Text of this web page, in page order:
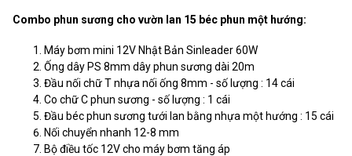
Combo phun sương cho vườn lan 15 béc phun một hướng:
Máy bơm mini 12V Nhật Bản Sinleader 60W
Ống dây PS 8mm dây phun sương dài 20m
Đầu nối chữ T nhựa nối ống 8mm - số lượng : 14 cái
Co chữ C phun sương - số lượng : 1 cái
Đầu béc phun sương tưới lan bằng nhựa một hướng : 15 cái
Nối chuyển nhanh 12-8 mm
Bộ điều tốc 12V cho máy bơm tăng áp